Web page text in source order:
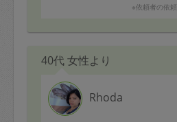
※依頼者の依
40代 女性より
Rhoda